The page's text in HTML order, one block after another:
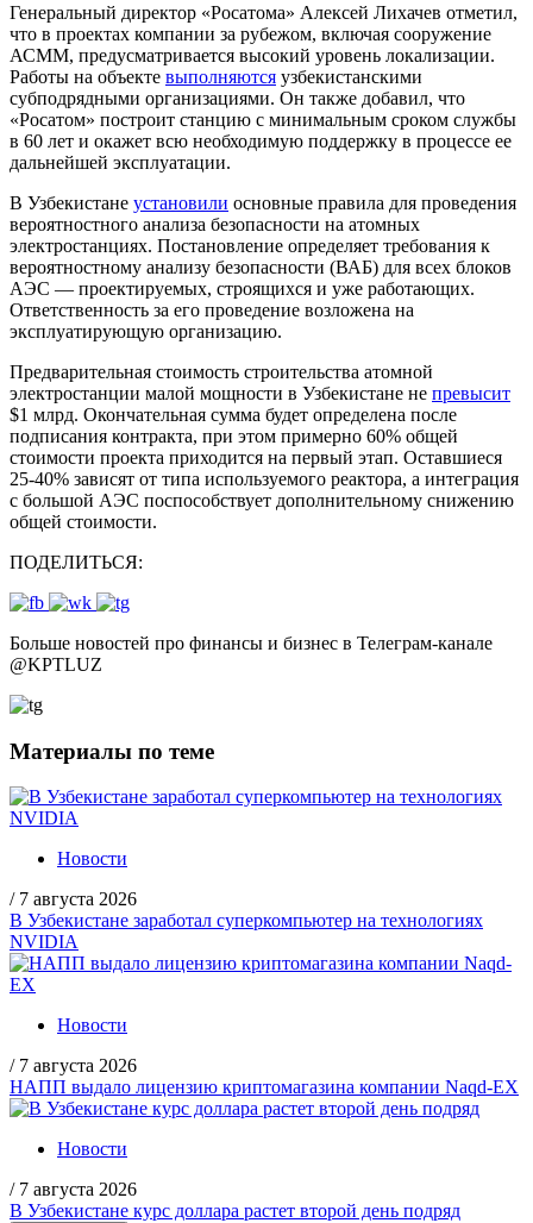
Генеральный директор «Росатома» Алексей Лихачев отметил,
что в проектах компании за рубежом, включая сооружение
АСММ, предусматривается высокий уровень локализации.
Работы на объекте выполняются узбекистанскими
субподрядными организациями. Он также добавил, что
«Росатом» построит станцию с минимальным сроком службы
в 60 лет и окажет всю необходимую поддержку в процессе ее
дальнейшей эксплуатации.
В Узбекистане установили основные правила для проведения
вероятностного анализа безопасности на атомных
электростанциях. Постановление определяет требования к
вероятностному анализу безопасности (ВАБ) для всех блоков
АЭС — проектируемых, строящихся и уже работающих.
Ответственность за его проведение возложена на
эксплуатирующую организацию.
Предварительная стоимость строительства атомной
электростанции малой мощности в Узбекистане не превысит
$1 млрд. Окончательная сумма будет определена после
подписания контракта, при этом примерно 60% общей
стоимости проекта приходится на первый этап. Оставшиеся
25-40% зависят от типа используемого реактора, а интеграция
с большой АЭС поспособствует дополнительному снижению
общей стоимости.
ПОДЕЛИТЬСЯ:
Больше новостей про финансы и бизнес в Телеграм-канале
@KPTLUZ
Материалы по теме
Новости
/ 7 августа 2026
В Узбекистане заработал суперкомпьютер на технологиях
NVIDIA
Новости
/ 7 августа 2026
НАПП выдало лицензию криптомагазина компании Naqd-EX
Новости
/ 7 августа 2026
В Узбекистане курс доллара растет второй день подряд